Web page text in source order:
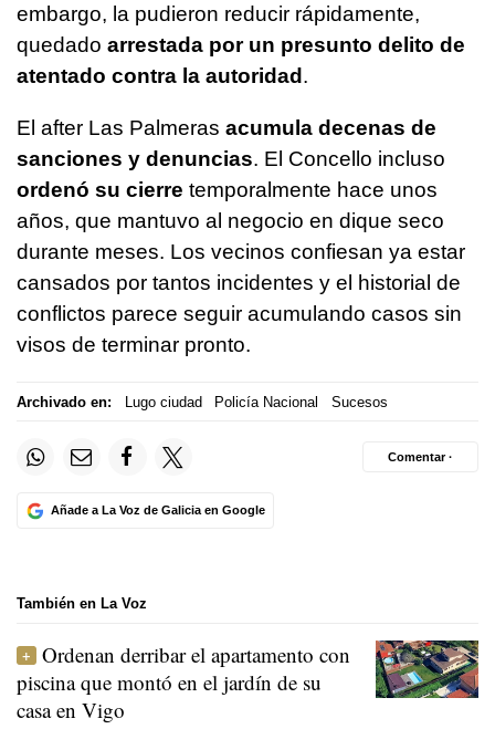
embargo, la pudieron reducir rápidamente,
quedado arrestada por un presunto delito de
atentado contra la autoridad .
El after Las Palmeras acumula decenas de
sanciones y denuncias. El Concello incluso
ordenó su cierre temporalmente hace unos
años, que mantuvo al negocio en dique seco
durante meses. Los vecinos confiesan ya estar
cansados por tantos incidentes y el historial de
conflictos parece seguir acumulando casos sin
visos de terminar pronto.
Archivado en: Lugo ciudad Policía Nacional Sucesos
Añade a La Voz de Galicia en Google
Comentar ·
También en La Voz
Ordenan derribar el apartamento con
piscina que montó en el jardín de su
casa en Vigo